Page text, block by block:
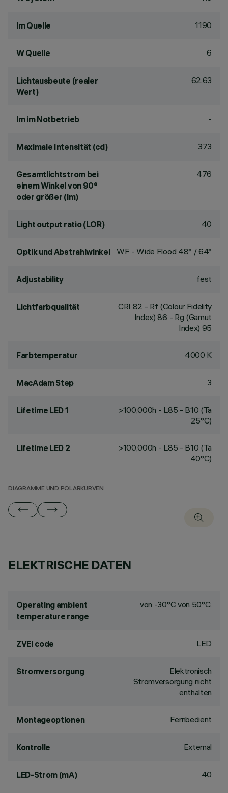
lm Quelle 1190
W Quelle 6
Lichtausbeute (realer
Wert)
62.63
lm im Notbetrieb -
Maximale Intensität (cd) 373
Gesamtlichtstrom bei
einem Winkel von 90°
oder größer (lm)
476
Light output ratio (LOR) 40
Optik und Abstrahlwinkel WF - Wide Flood 48° / 64°
Adjustability fest
Lichtfarbqualität CRI 82 - Rf (Colour Fidelity
Index) 86 - Rg (Gamut
Index) 95
Farbtemperatur 4000 K
MacAdam Step 3
Lifetime LED 1
>100,000h - L85 - B10 (Ta
25°C)
Lifetime LED 2
>100,000h - L85 - B10 (Ta
40°C)
DIAGRAMME UND POLARKURVEN
ELEKTRISCHE DATEN
Operating ambient
temperature range
von -30°C von 50°C.
ZVEI code LED
Stromversorgung
Elektronisch
Stromversorgung nicht
enthalten
Montageoptionen Fernbedient
Kontrolle External
LED-Strom (mA) 40